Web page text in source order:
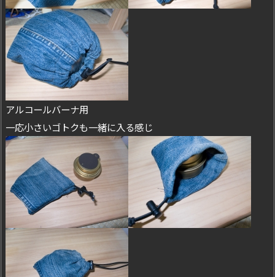
アルコールバーナ用
一応小さいゴトクも一緒に入る感じ